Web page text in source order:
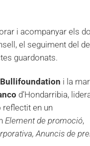
i acompanyar els
el seguiment del
guardonats.
i la
d’Hondarribia,
reflectit en un
Element de promoció,
Anuncis de